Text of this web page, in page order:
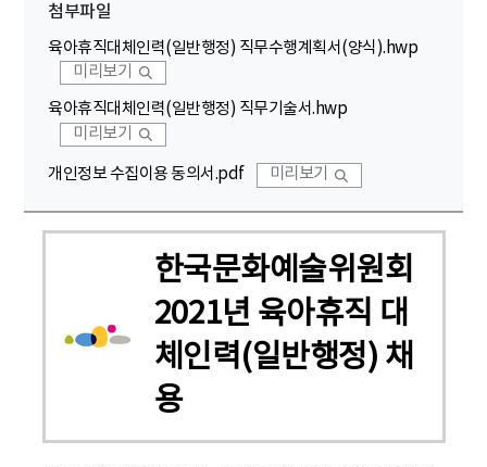
첨부파일
육아휴직대체인력(일반행정) 직무수행계획서(양식).hwp
미리보기
육아휴직대체인력(일반행정) 직무기술서.hwp
미리보기
개인정보 수집이용 동의서.pdf 미리보기
한국문화예술위원회
2021년 육아휴직 대
체인력(일반행정) 채
용